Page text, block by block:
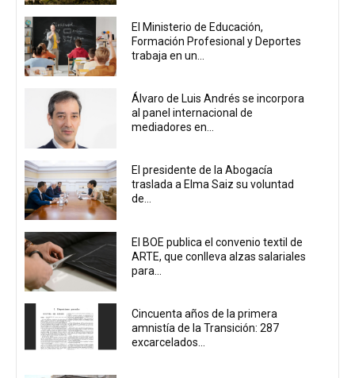
El Ministerio de Educación,
Formación Profesional y Deportes
trabaja en un...
Álvaro de Luis Andrés se incorpora
al panel internacional de
mediadores en...
El presidente de la Abogacía
traslada a Elma Saiz su voluntad
de...
El BOE publica el convenio textil de
ARTE, que conlleva alzas salariales
para...
Cincuenta años de la primera
amnistía de la Transición: 287
excarcelados...